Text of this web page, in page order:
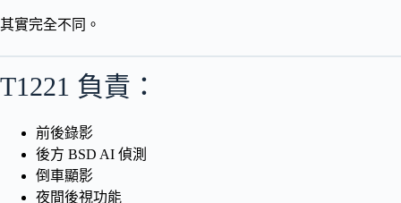
其實完全不同。
T1221 負責：
前後錄影
後方 BSD AI 偵測
倒車顯影
夜間後視功能